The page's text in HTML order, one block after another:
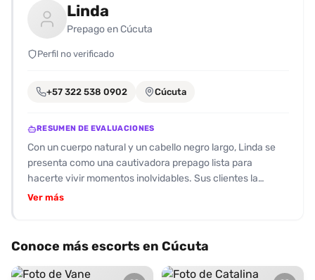
guardar
favoritas
para
fácilmente.
Entendido
Linda
Prepago en Cúcuta
Perfil no verificado
+57 322 538 0902 Cúcuta
RESUMEN DE EVALUACIONES
Con un cuerpo natural y un cabello negro largo, Linda se
presenta como una cautivadora prepago lista para
hacerte vivir momentos inolvidables. Sus clientes la
describen como una mujer educada y divertida, siempre
encuentros apasionados, garantizando que cada
su destreza en el trato cálido y cariñoso, además de
Ver más
Conoce más escorts en Cúcuta